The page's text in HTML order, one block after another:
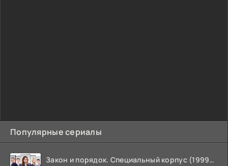
Популярные сериалы
Закон и порядок. Специальный корпус (1999-2026)